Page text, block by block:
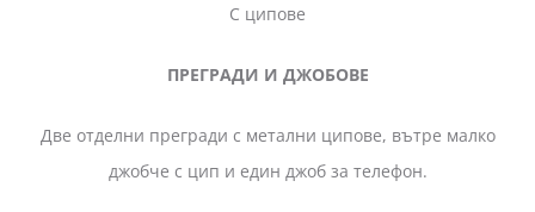
С ципове
ПРЕГРАДИ И ДЖОБОВЕ
Две отделни прегради с метални ципове, вътре малко
джобче с цип и един джоб за телефон.